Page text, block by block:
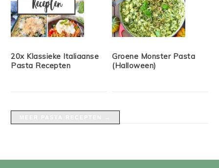
20x Klassieke Italiaanse
Pasta Recepten
Groene Monster Pasta
(Halloween)